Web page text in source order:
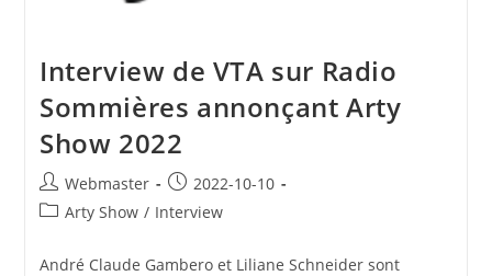
Interview de VTA sur Radio
Sommières annonçant Arty
Show 2022
Auteur/autrice
de
Webmaster
Publication
publiée :
2022-10-10
PostArty Show / Interview
André Claude Gambero et Liliane Schneider sont